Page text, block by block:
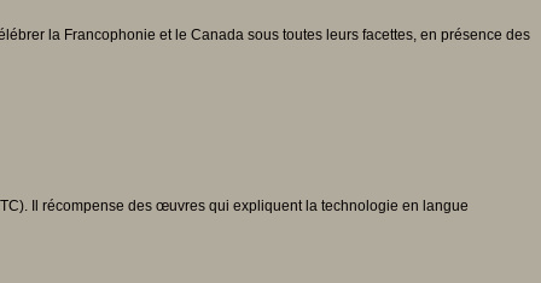
la Francophonie et le Canada sous toutes leurs facettes, en présence des
Il récompense des œuvres qui expliquent la technologie en langue